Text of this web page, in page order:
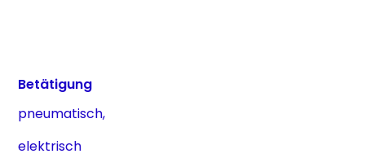
Betätigung
pneumatisch,
elektrisch